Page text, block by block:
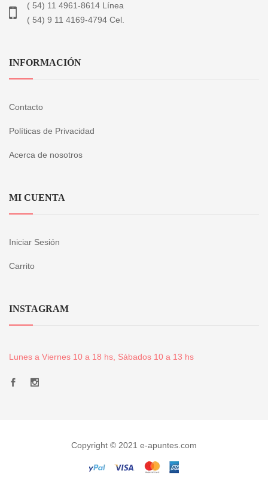
( 54) 11 4961-8614 Línea
( 54) 9 11 4169-4794 Cel.
INFORMACIÓN
Contacto
Políticas de Privacidad
Acerca de nosotros
MI CUENTA
Iniciar Sesión
Carrito
INSTAGRAM
Lunes a Viernes 10 a 18 hs, Sábados 10 a 13 hs
Copyright © 2021 e-apuntes.com